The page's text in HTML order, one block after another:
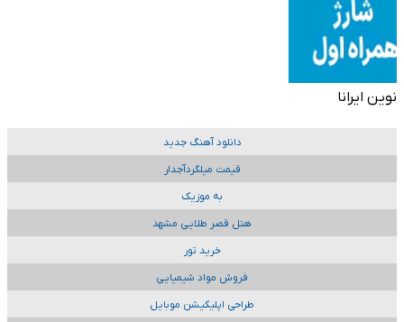
نوین ایرانا
دانلود آهنگ جدید
قیمت میلگردآجدار
به موزیک
هتل قصر طلایی مشهد
خرید تور
فروش مواد شیمیایی
طراحی اپلیکیشن موبایل